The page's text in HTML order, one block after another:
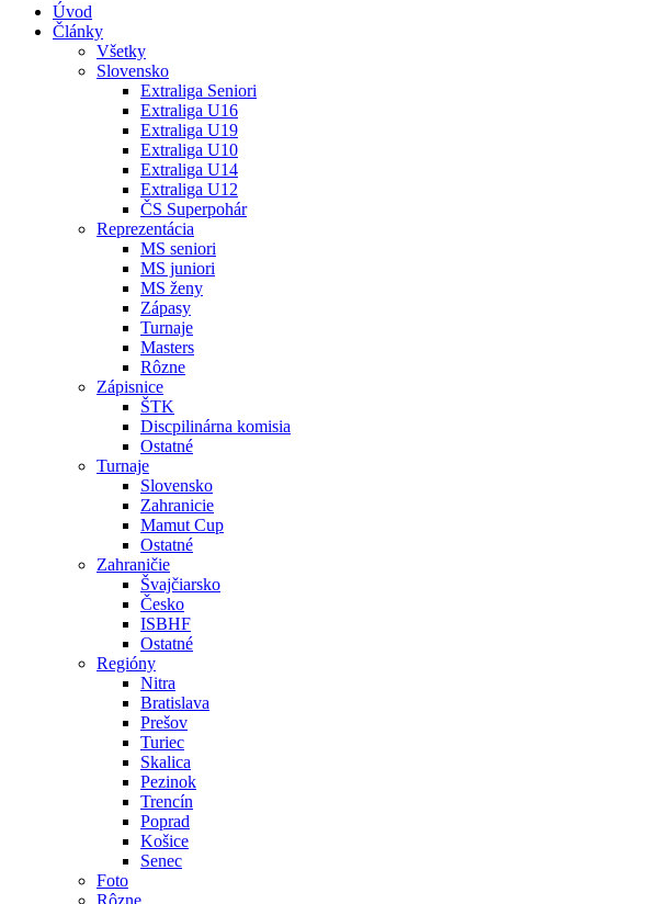
Úvod
Články
Všetky
Slovensko
Extraliga Seniori
Extraliga U16
Extraliga U19
Extraliga U10
Extraliga U14
Extraliga U12
ČS Superpohár
Reprezentácia
MS seniori
MS juniori
MS ženy
Zápasy
Turnaje
Masters
Rôzne
Zápisnice
ŠTK
Discpilinárna komisia
Ostatné
Turnaje
Slovensko
Zahranicie
Mamut Cup
Ostatné
Zahraničie
Švajčiarsko
Česko
ISBHF
Ostatné
Regióny
Nitra
Bratislava
Prešov
Turiec
Skalica
Pezinok
Trencín
Poprad
Košice
Senec
Foto
Rôzne